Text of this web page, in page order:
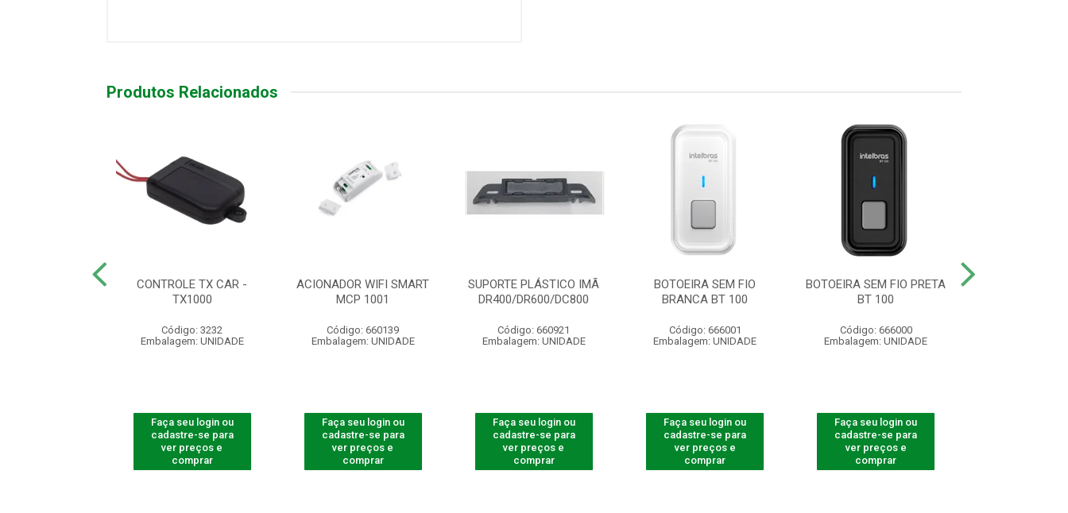
Produtos Relacionados
CONTROLE TX CAR -
TX1000
Código: 3232
Embalagem: UNIDADE
Faça seu login ou
cadastre-se para
ver preços e
comprar
ACIONADOR WIFI SMART
MCP 1001
Código: 660139
Embalagem: UNIDADE
Faça seu login ou
cadastre-se para
ver preços e
comprar
SUPORTE PLÁSTICO IMÃ
DR400/DR600/DC800
Código: 660921
Embalagem: UNIDADE
Faça seu login ou
cadastre-se para
ver preços e
comprar
BOTOEIRA SEM FIO
BRANCA BT 100
Código: 666001
Embalagem: UNIDADE
Faça seu login ou
cadastre-se para
ver preços e
comprar
BOTOEIRA SEM FIO PRETA
BT 100
Código: 666000
Embalagem: UNIDADE
Faça seu login ou
cadastre-se para
ver preços e
comprar